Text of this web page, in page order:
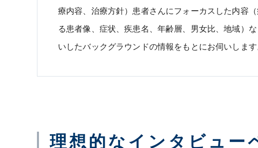
療内容、治療方針）患者さんにフォーカスした内容
る患者像、症状、疾患名、年齢層、男女比、地域）
いしたバックグラウンドの情報をもとにお伺いします
理想的なインタビュー